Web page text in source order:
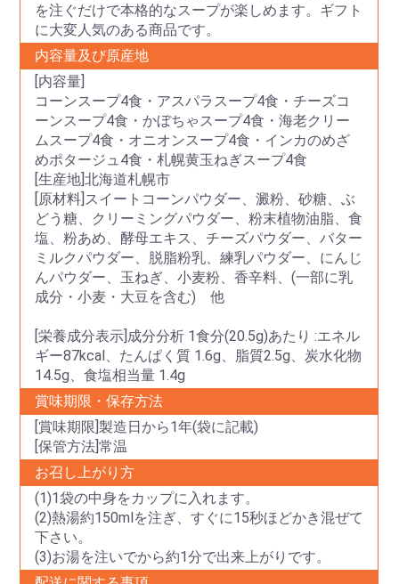
を注ぐだけで本格的なスープが楽しめます。ギフト
に大変人気のある商品です。
内容量及び原産地
[内容量]
コーンスープ4食・アスパラスープ4食・チーズコ
ーンスープ4食・かぼちゃスープ4食・海老クリー
ムスープ4食・オニオンスープ4食・インカのめざ
めポタージュ4食・札幌黄玉ねぎスープ4食
[生産地]北海道札幌市
[原材料]スイートコーンパウダー、澱粉、砂糖、ぶ
どう糖、クリーミングパウダー、粉末植物油脂、食
塩、粉あめ、酵母エキス、チーズパウダー、バター
ミルクパウダー、脱脂粉乳、練乳パウダー、にんじ
んパウダー、玉ねぎ、小麦粉、香辛料、(一部に乳
成分・小麦・大豆を含む) 他
[栄養成分表示]成分分析 1食分(20.5g)あたり :エネル
ギー87kcal、たんぱく質 1.6g、脂質2.5g、炭水化物
14.5g、食塩相当量 1.4g
賞味期限・保存方法
[賞味期限]製造日から1年(袋に記載)
[保管方法]常温
お召し上がり方
(1)1袋の中身をカップに入れます。
(2)熱湯約150mlを注ぎ、すぐに15秒ほどかき混ぜて
下さい。
(3)お湯を注いでから約1分で出来上がりです。